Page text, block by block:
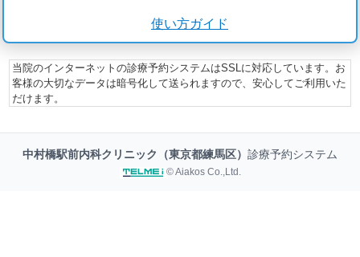
使い方ガイド
当院のインターネットの診療予約システムはSSLに対応しています。お
客様の大切なデータは暗号化して送られますので、安心してご利用いた
だけます。
中村橋駅前内科クリニック（東京都練馬区） 診療予約システム
© Aiakos Co.,Ltd.